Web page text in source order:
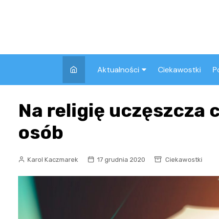
Aktualności
Pozostałe
Ciekawostki
Na religię uczęszcza
osób
Karol Kaczmarek 17 grudnia 2020 Ciekawostki